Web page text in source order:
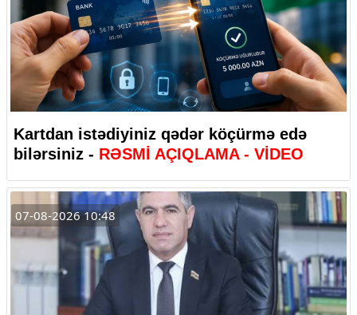
Kartdan istədiyiniz qədər köçürmə edə
bilərsiniz - RƏSMİ AÇIQLAMA - VİDEO
07-08-2026 10:48